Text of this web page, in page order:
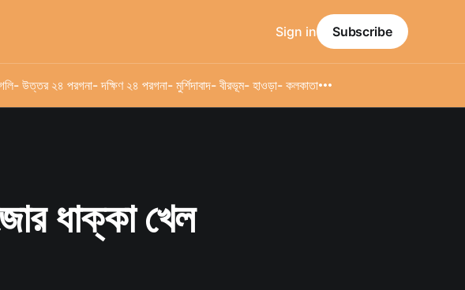
- উত্তর ২৪ পরগনা- দক্ষিণ ২৪ পরগনা- মুর্শিদাবাদ- বীরভূম- হাওড়া- কলকাতা
Sign in Subscribe
ধাক্কা খেল